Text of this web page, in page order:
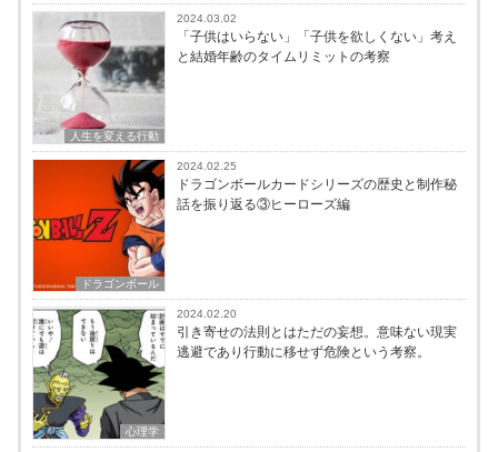
人生を変える行動
2024.03.02
「子供はいらない」「子供を欲しくない」考え
と結婚年齢のタイムリミットの考察
ドラゴンボール
2024.02.25
ドラゴンボールカードシリーズの歴史と制作秘
話を振り返る③ヒーローズ編
心理学
2024.02.20
引き寄せの法則とはただの妄想。意味ない現実
逃避であり行動に移せず危険という考察。